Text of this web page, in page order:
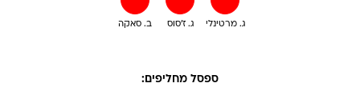
ב. סאקה ג. ז'סוס ג. מרטינלי
ספסל מחליפים: